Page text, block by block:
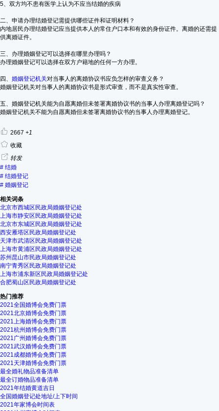
5、双方均不患有医学上认为不应当结婚的疾病
二、申请办理结婚登记需提供哪些证件和证明材料？
内地居民办理结婚登记应当提供本人的常住户口本和有效的身份证件。离婚的还需提
供离婚证件。
三、办理婚姻登记可以选择在哪里办理吗？
办理婚姻登记可以选择在双方户籍地的任何一方办理。
四、 婚姻登记机关对当事人的离婚协议书应负怎样的审查义务？
婚姻登记机关对当事人的离婚协议书是形式审查，而不是真实性审查。
五、婚姻登记机关能为自愿离婚但未签署离婚协议书的当事人办理离婚登记吗？
婚姻登记机关不能为自愿离婚但未签署离婚协议书的当事人办理离婚登记。
2667 +1
收藏
转发
# 结婚
# 结婚登记
# 婚姻登记
相关词条
北京市西城区民政局婚姻登记处
上海市静安区民政局婚姻登记处
北京市东城区民政局婚姻登记处
西安雁塔区民政局婚姻登记处
天津市武清区民政局婚姻登记处
上海市黄浦区民政局婚姻登记处
苏州昆山市民政局婚姻登记处
南宁青秀区民政局婚姻登记处
上海市浦东新区民政局婚姻登记处
合肥蜀山区民政局婚姻登记处
热门推荐
2021全国婚博会免费门票
2021北京婚博会免费门票
2021上海婚博会免费门票
2021杭州婚博会免费门票
2021广州婚博会免费门票
2021武汉婚博会免费门票
2021成都婚博会免费门票
2021天津婚博会免费门票
最全婚礼物品准备清单
最全订婚物品准备清单
2021年结婚黄道吉日
全国婚姻登记处地址/上下时间
2021年家博会时间表